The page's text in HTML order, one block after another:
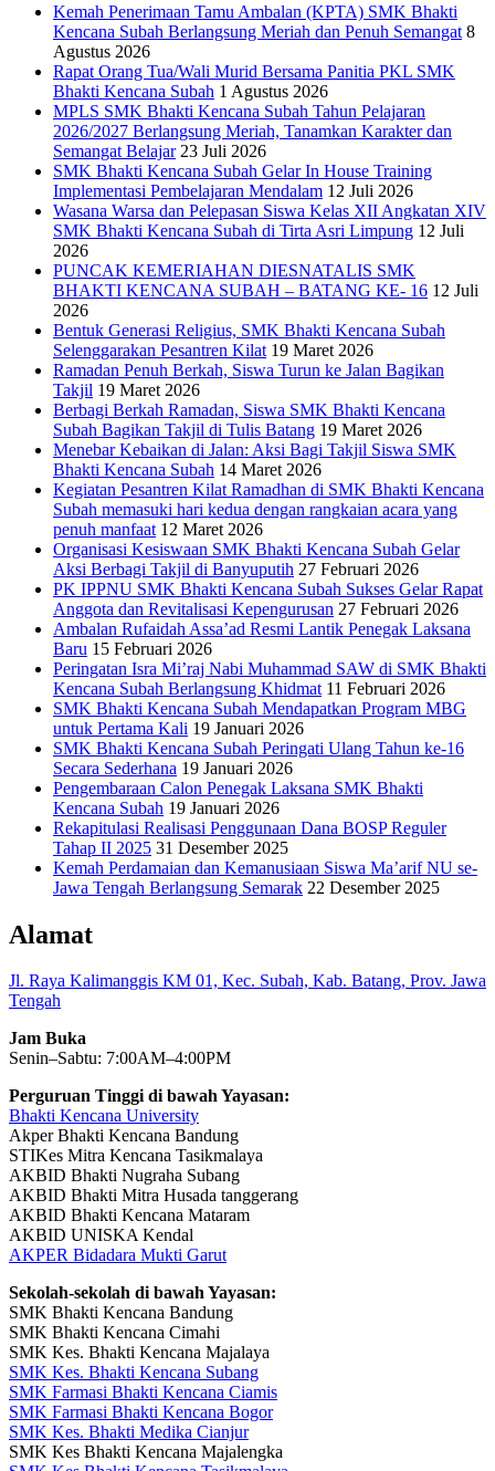
Kemah Penerimaan Tamu Ambalan (KPTA) SMK Bhakti
Kencana Subah Berlangsung Meriah dan Penuh Semangat 8
Agustus 2026
Rapat Orang Tua/Wali Murid Bersama Panitia PKL SMK
Bhakti Kencana Subah 1 Agustus 2026
MPLS SMK Bhakti Kencana Subah Tahun Pelajaran
2026/2027 Berlangsung Meriah, Tanamkan Karakter dan
Semangat Belajar 23 Juli 2026
SMK Bhakti Kencana Subah Gelar In House Training
Implementasi Pembelajaran Mendalam 12 Juli 2026
Wasana Warsa dan Pelepasan Siswa Kelas XII Angkatan XIV
SMK Bhakti Kencana Subah di Tirta Asri Limpung 12 Juli
2026
PUNCAK KEMERIAHAN DIESNATALIS SMK
BHAKTI KENCANA SUBAH – BATANG KE- 16 12 Juli
2026
Bentuk Generasi Religius, SMK Bhakti Kencana Subah
Selenggarakan Pesantren Kilat 19 Maret 2026
Ramadan Penuh Berkah, Siswa Turun ke Jalan Bagikan
Takjil 19 Maret 2026
Berbagi Berkah Ramadan, Siswa SMK Bhakti Kencana
Subah Bagikan Takjil di Tulis Batang 19 Maret 2026
Menebar Kebaikan di Jalan: Aksi Bagi Takjil Siswa SMK
Bhakti Kencana Subah 14 Maret 2026
Kegiatan Pesantren Kilat Ramadhan di SMK Bhakti Kencana
Subah memasuki hari kedua dengan rangkaian acara yang
penuh manfaat 12 Maret 2026
Organisasi Kesiswaan SMK Bhakti Kencana Subah Gelar
Aksi Berbagi Takjil di Banyuputih 27 Februari 2026
PK IPPNU SMK Bhakti Kencana Subah Sukses Gelar Rapat
Anggota dan Revitalisasi Kepengurusan 27 Februari 2026
Ambalan Rufaidah Assa’ad Resmi Lantik Penegak Laksana
Baru 15 Februari 2026
Peringatan Isra Mi’raj Nabi Muhammad SAW di SMK Bhakti
Kencana Subah Berlangsung Khidmat 11 Februari 2026
SMK Bhakti Kencana Subah Mendapatkan Program MBG
untuk Pertama Kali 19 Januari 2026
SMK Bhakti Kencana Subah Peringati Ulang Tahun ke-16
Secara Sederhana 19 Januari 2026
Pengembaraan Calon Penegak Laksana SMK Bhakti
Kencana Subah 19 Januari 2026
Rekapitulasi Realisasi Penggunaan Dana BOSP Reguler
Tahap II 2025 31 Desember 2025
Kemah Perdamaian dan Kemanusiaan Siswa Ma’arif NU se-
Jawa Tengah Berlangsung Semarak 22 Desember 2025
Alamat
Jl. Raya Kalimanggis KM 01, Kec. Subah, Kab. Batang, Prov. Jawa
Tengah
Jam Buka
Senin–Sabtu: 7:00AM–4:00PM
Perguruan Tinggi di bawah Yayasan:
Bhakti Kencana University
Akper Bhakti Kencana Bandung
STIKes Mitra Kencana Tasikmalaya
AKBID Bhakti Nugraha Subang
AKBID Bhakti Mitra Husada tanggerang
AKBID Bhakti Kencana Mataram
AKBID UNISKA Kendal
AKPER Bidadara Mukti Garut
Sekolah-sekolah di bawah Yayasan:
SMK Bhakti Kencana Bandung
SMK Bhakti Kencana Cimahi
SMK Kes. Bhakti Kencana Majalaya
SMK Kes. Bhakti Kencana Subang
SMK Farmasi Bhakti Kencana Ciamis
SMK Farmasi Bhakti Kencana Bogor
SMK Kes. Bhakti Medika Cianjur
SMK Kes Bhakti Kencana Majalengka